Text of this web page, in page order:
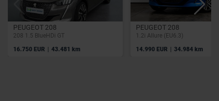
PEUGEOT 208
208 1.5 BlueHDi GT
16.750 EUR | 43.481 km
PEUGEOT 208
1.2i Allure (EU6.3)
14.990 EUR | 34.984 km